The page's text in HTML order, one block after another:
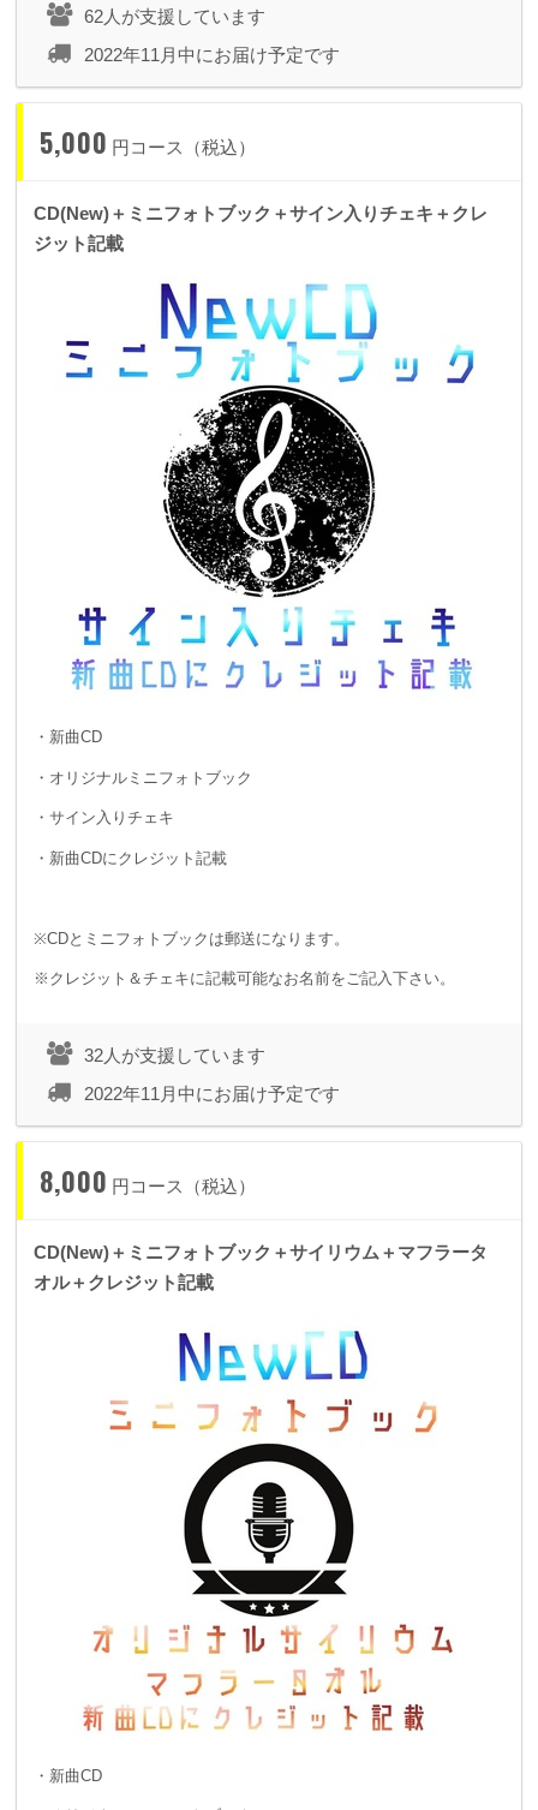
62人が支援しています
2022年11月中にお届け予定です
5,000 円コース（税込）
CD(New)＋ミニフォトブック＋サイン入りチェキ＋クレ
ジット記載
・新曲CD
・オリジナルミニフォトブック
・サイン入りチェキ
・新曲CDにクレジット記載
※CDとミニフォトブックは郵送になります。
※クレジット＆チェキに記載可能なお名前をご記入下さい。
32人が支援しています
2022年11月中にお届け予定です
8,000 円コース（税込）
CD(New)＋ミニフォトブック＋サイリウム＋マフラータ
オル＋クレジット記載
・新曲CD